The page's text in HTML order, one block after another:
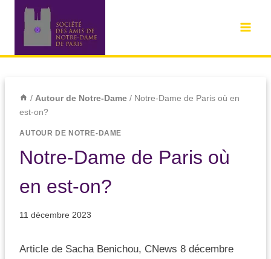
/ Autour de Notre-Dame / Notre-Dame de Paris où en
est-on?
AUTOUR DE NOTRE-DAME
Notre-Dame de Paris où
en est-on?
11 décembre 2023
Article de Sacha Benichou, CNews 8 décembre